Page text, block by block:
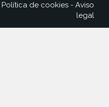
Política de cookies- Aviso
legal